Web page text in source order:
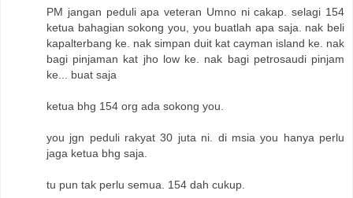
PM jangan peduli apa veteran Umno ni cakap. selagi 154
ketua bahagian sokong you, you buatlah apa saja. nak beli
kapalterbang ke. nak simpan duit kat cayman island ke. nak
bagi pinjaman kat jho low ke. nak bagi petrosaudi pinjam
ke... buat saja
ketua bhg 154 org ada sokong you.
you jgn peduli rakyat 30 juta ni. di msia you hanya perlu
jaga ketua bhg saja.
tu pun tak perlu semua. 154 dah cukup.